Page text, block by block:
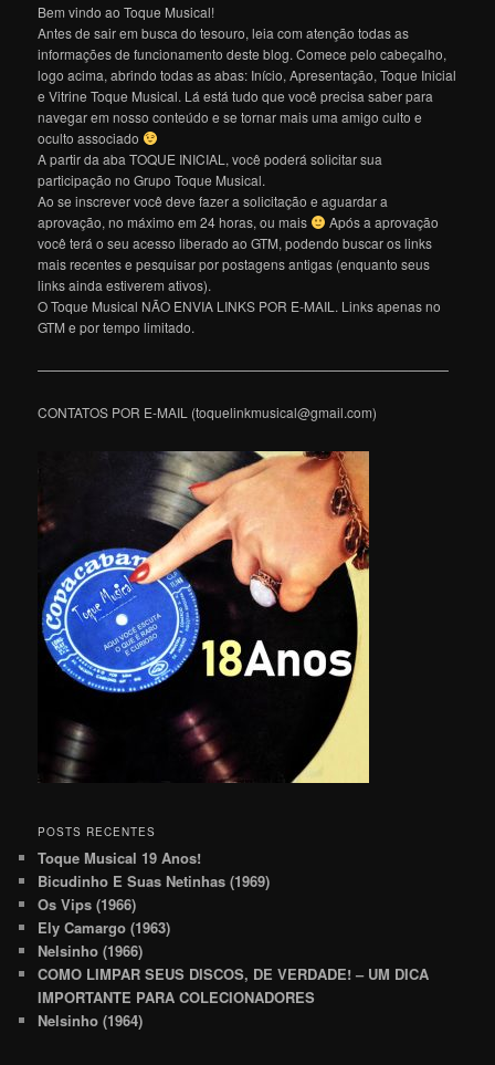
Bem vindo ao Toque Musical!
Antes de sair em busca do tesouro, leia com atenção todas as
informações de funcionamento deste blog. Comece pelo cabeçalho,
logo acima, abrindo todas as abas: Início, Apresentação, Toque Inicial
e Vitrine Toque Musical. Lá está tudo que você precisa saber para
navegar em nosso conteúdo e se tornar mais uma amigo culto e
oculto associado
A partir da aba TOQUE INICIAL, você poderá solicitar sua
participação no Grupo Toque Musical.
Ao se inscrever você deve fazer a solicitação e aguardar a
aprovação, no máximo em 24 horas, ou mais
Após a aprovação
você terá o seu acesso liberado ao GTM, podendo buscar os links
mais recentes e pesquisar por postagens antigas (enquanto seus
links ainda estiverem ativos).
O Toque Musical NÃO ENVIA LINKS POR E-MAIL. Links apenas no
GTM e por tempo limitado.
———————————————————————————————
CONTATOS POR E-MAIL (toquelinkmusical@gmail.com)
POSTS RECENTES
Toque Musical 19 Anos!
Bicudinho E Suas Netinhas (1969)
Os Vips (1966)
Ely Camargo (1963)
Nelsinho (1966)
COMO LIMPAR SEUS DISCOS, DE VERDADE! – UM DICA
IMPORTANTE PARA COLECIONADORES
Nelsinho (1964)